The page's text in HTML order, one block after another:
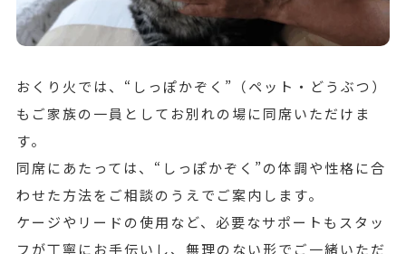
おくり火では、“しっぽかぞく”（ペット・どうぶつ）
もご家族の一員としてお別れの場に同席いただけま
す。
同席にあたっては、“しっぽかぞく”の体調や性格に合
わせた方法をご相談のうえでご案内します。
ケージやリードの使用など、必要なサポートもスタッ
フが丁寧にお手伝いし、無理のない形でご一緒いただ